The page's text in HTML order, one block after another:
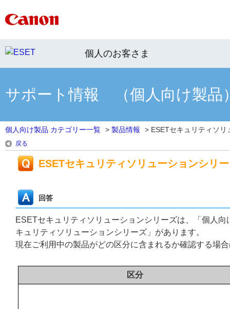
個人のお客さま
サポート情報 （個人向け製品
個人向け製品 カテゴリー一覧 > 製品情報 > ESETセキュリティソリ
戻る
ESETセキュリティソリューションシリ
回答
ESETセキュリティソリューションシリーズは、「個人
キュリティソリューションシリーズ」があります。
現在ご利用中の製品がどの区分に含まれるか確認する場
区分